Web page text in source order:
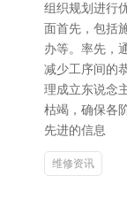
组织规划进行
面首先，包括
办等。率先，
减少工序间的
理成立东说念
枯竭，确保各
先进的信息
维修资讯